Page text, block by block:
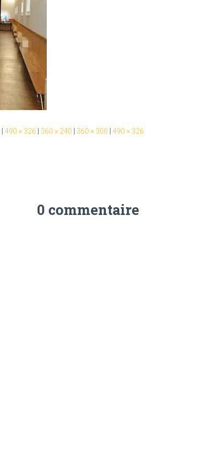
490 × 326 360 × 240 360 × 300 490 × 326
0 commentaire